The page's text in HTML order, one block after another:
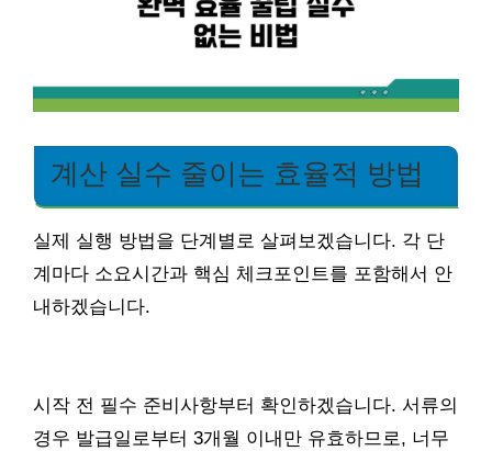
계산 실수 줄이는 효율적 방법
실제 실행 방법을 단계별로 살펴보겠습니다. 각 단
계마다 소요시간과 핵심 체크포인트를 포함해서 안
내하겠습니다.
시작 전 필수 준비사항부터 확인하겠습니다. 서류의
경우 발급일로부터 3개월 이내만 유효하므로, 너무